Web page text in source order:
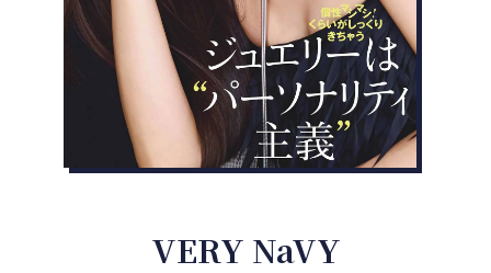
VERY NaVY